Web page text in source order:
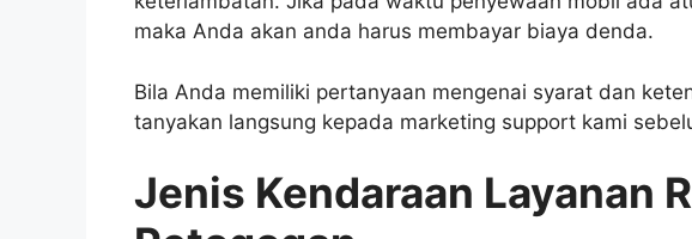
maka Anda akan anda harus membayar biaya denda.
Bila Anda memiliki pertanyaan mengenai syarat dan
tanyakan langsung kepada marketing support kami
Jenis Kendaraan Layanan